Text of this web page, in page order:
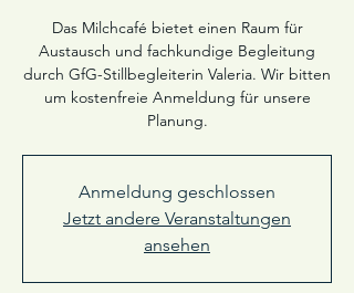
Das Milchcafé bietet einen Raum für
Austausch und fachkundige Begleitung
durch GfG-Stillbegleiterin Valeria. Wir bitten
um kostenfreie Anmeldung für unsere
Planung.
Anmeldung geschlossen
Jetzt andere Veranstaltungen
ansehen